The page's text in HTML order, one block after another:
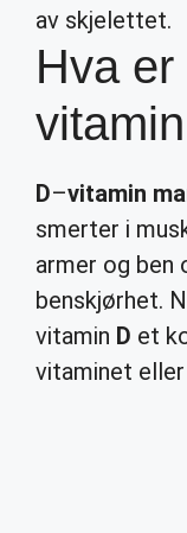
av skjelettet.
Hva
D–vitamin
smerter i
armer og ben
benskjørhet.
vitamin D et
vitaminet